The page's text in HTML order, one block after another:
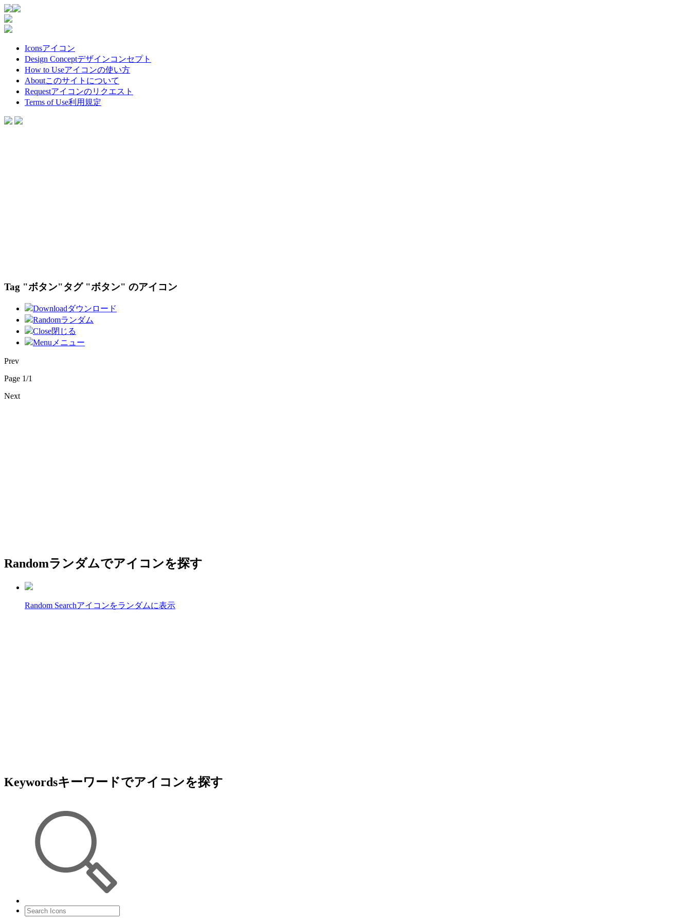
Iconsアイコン
Design Conceptデザインコンセプト
How to Useアイコンの使い方
Aboutこのサイトについて
Requestアイコンのリクエスト
Terms of Use利用規定
Tag "ボタン"タグ "ボタン" のアイコン
Downloadダウンロード
Randomランダム
Close閉じる
Menuメニュー
Prev
Page 1/1
Next
Randomランダムでアイコンを探す
Random Searchアイコンをランダムに表示
Keywordsキーワードでアイコンを探す